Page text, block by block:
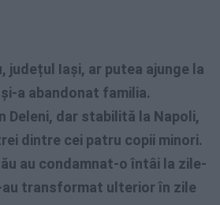
județul Iași, ar putea ajunge la
a abandonat familia.
Deleni, dar stabilită la Napoli,
dintre cei patru copii minori.
au condamnat-o întâi la zile-
au transformat ulterior în zile